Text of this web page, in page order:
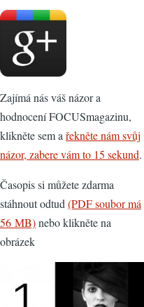
Zajímá nás váš názor a
hodnocení FOCUSmagazinu,
klikněte sem ařekněte nám svůj
názor, zabere vám to 15 sekund.
Časopis si můžete zdarma
stáhnout odtud(PDF soubor má
56 MB)nebo klikněte na
obrázek